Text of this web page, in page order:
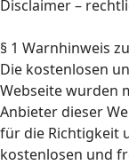
Disclaimer –
§ 1 Warnhinweis
Die kostenlosen
Webseite wurden
Anbieter dieser
für die Richtigkeit
kostenlosen und